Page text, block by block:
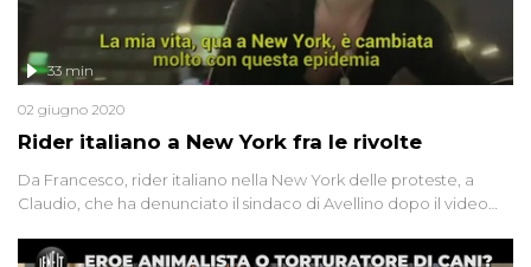
Rider italiano a New York fra le rivolte
33 min
02 giugno 2020
Da Francesco, rider italiano nella New York delle proteste, a
Claudio, che ha denunciato il sindaco di Avellino dopo il video
Italia? Questo a tanto altro in questa puntata di Iene.it con Giulia